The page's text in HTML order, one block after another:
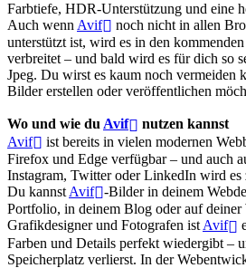
Farbtiefe, HDR-Unterstützung und eine
Auch wenn Avif
noch nicht in allen
unterstützt ist, wird es in den
verbreitet – und bald wird es für dich so
Jpeg. Du wirst es kaum noch vermeiden
Bilder erstellen oder veröffentlichen
Wo und wie duAvif
nutzen kannst
Avif
ist bereits in vielen modernen
Firefox und Edge verfügbar – und auch
Instagram, Twitter oder LinkedIn wird es
Du kannst Avif
-Bilder in deinem
Portfolio, in deinem Blog oder auf deiner
Grafikdesigner und Fotografen istAvif
Farben und Details perfekt wiedergibt –
Speicherplatz verlierst. In der